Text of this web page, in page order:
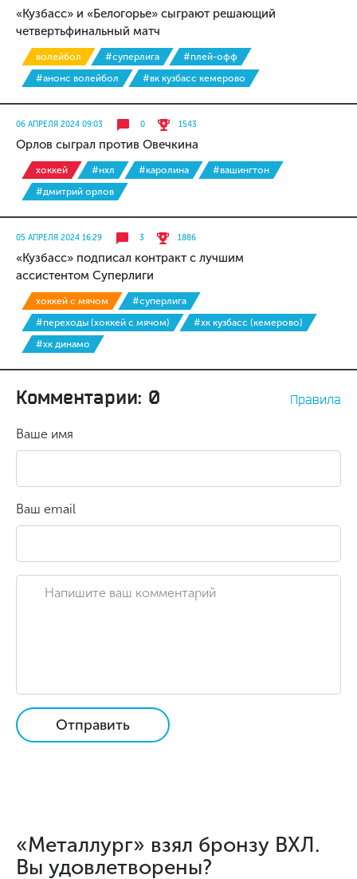
«Кузбасс» и «Белогорье» сыграют решающий
четвертьфинальный матч
волейбол #суперлига
#плей-офф
#анонс волейбол
#вк кузбасс кемерово
06 АПРЕЛЯ 2024 09:03 0 1543
Орлов сыграл против Овечкина
хоккей #нхл #каролина
#вашингтон
#дмитрий орлов
05 АПРЕЛЯ 2024 16:29 3 1886
«Кузбасс» подписал контракт с лучшим
ассистентом Суперлиги
хоккей с мячом
#суперлига
#переходы (хоккей с мячом)
#хк кузбасс (кемерово)
#хк динамо
Комментарии: 0 Правила
Ваше имя
Ваш email
Отправить
«Металлург» взял бронзу ВХЛ.
Вы удовлетворены?